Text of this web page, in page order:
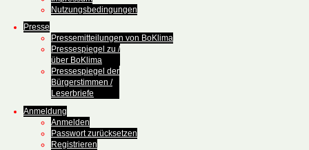
Nutzungsbedingungen
Presse
Pressemitteilungen von BoKlima
Pressespiegel zu /
über BoKlima
Pressespiegel der
Bürgerstimmen /
Leserbriefe
Anmeldung
Anmelden
Passwort zurücksetzen
Registrieren